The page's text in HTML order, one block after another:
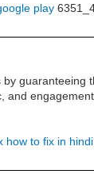
play
how to fix in hindi